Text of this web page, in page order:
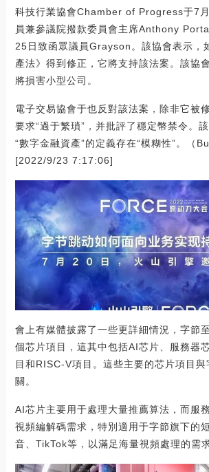
科技行業協會Chamber of Progress于7
員兼參議院撥款委員會主席Anthony
25日致函眾議員Grayson。該協會表示，
產法》得到修正，它將支持該法案。該協
將損害小型公司。
電子交易協會于也反對該法案，除非它被
要求“過于繁瑣”，并批評了穩定幣禁令。
“數字金融資產”的定義存在“模糊性”。（
[2022/9/23 7:17:06]
會上有媒體披露了一些更詳細情況，字節
個芯片項目，這其中包括AI芯片、服務器
目和RISC-V項目。這些主要的芯片項目與
關。
AI芯片主要用于處理大量推薦算法，而服
視頻編解碼需求，特別適用于字節旗下的
音、TikTok等，以滿足海量視頻處理的需求